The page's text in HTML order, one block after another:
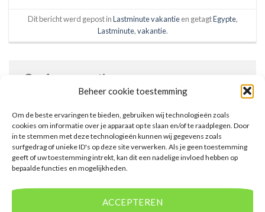
Beheer cookie toestemming
Om de beste ervaringen te bieden, gebruiken wij technologieën zoals
cookies om informatie over je apparaat op te slaan en/of te raadplegen. Door
in te stemmen met deze technologieën kunnen wij gegevens zoals
surfgedrag of unieke ID's op deze site verwerken. Als je geen toestemming
geeft of uw toestemming intrekt, kan dit een nadelige invloed hebben op
bepaalde functies en mogelijkheden.
ACCEPTEREN
Dit bericht werd gepost inLastminute vakantieen getagtEgypte,
Lastminute,vakantie.
Geef een reactie
Je e-mailadres wordt niet gepubliceerd.Vereiste
velden zijn gemarkeerd met*
Reactie*